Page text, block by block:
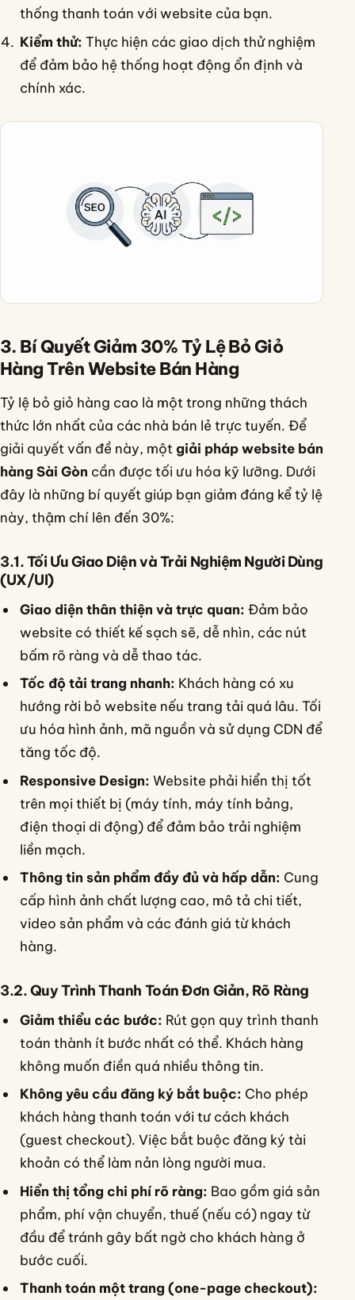
thống thanh toán với website của bạn.
Kiểm thử: Thực hiện các giao dịch thử nghiệm
để đảm bảo hệ thống hoạt động ổn định và
chính xác.
3. Bí Quyết Giảm 30% Tỷ Lệ Bỏ Giỏ
Hàng Trên Website Bán Hàng
Tỷ lệ bỏ giỏ hàng cao là một trong những thách
thức lớn nhất của các nhà bán lẻ trực tuyến. Để
giải quyết vấn đề này, một giải pháp website bán
hàng Sài Gòn cần được tối ưu hóa kỹ lưỡng. Dưới
đây là những bí quyết giúp bạn giảm đáng kể tỷ lệ
này, thậm chí lên đến 30%:
3.1. Tối Ưu Giao Diện và Trải Nghiệm Người Dùng
(UX/UI)
Giao diện thân thiện và trực quan: Đảm bảo
website có thiết kế sạch sẽ, dễ nhìn, các nút
bấm rõ ràng và dễ thao tác.
Tốc độ tải trang nhanh: Khách hàng có xu
hướng rời bỏ website nếu trang tải quá lâu. Tối
ưu hóa hình ảnh, mã nguồn và sử dụng CDN để
tăng tốc độ.
Responsive Design: Website phải hiển thị tốt
trên mọi thiết bị (máy tính, máy tính bảng,
điện thoại di động) để đảm bảo trải nghiệm
liền mạch.
Thông tin sản phẩm đầy đủ và hấp dẫn: Cung
cấp hình ảnh chất lượng cao, mô tả chi tiết,
video sản phẩm và các đánh giá từ khách
hàng.
3.2. Quy Trình Thanh Toán Đơn Giản, Rõ Ràng
Giảm thiểu các bước: Rút gọn quy trình thanh
toán thành ít bước nhất có thể. Khách hàng
không muốn điền quá nhiều thông tin.
Không yêu cầu đăng ký bắt buộc: Cho phép
khách hàng thanh toán với tư cách khách
(guest checkout). Việc bắt buộc đăng ký tài
khoản có thể làm nản lòng người mua.
Hiển thị tổng chi phí rõ ràng: Bao gồm giá sản
phẩm, phí vận chuyển, thuế (nếu có) ngay từ
đầu để tránh gây bất ngờ cho khách hàng ở
bước cuối.
Thanh toán một trang (one-page checkout):